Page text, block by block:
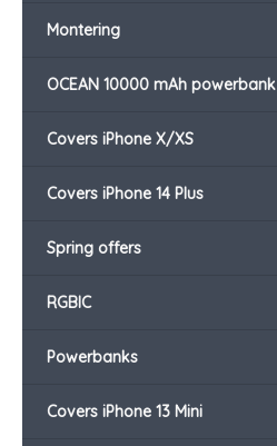
Montering
OCEAN 10000 mAh powerbank
Covers iPhone X/XS
Covers iPhone 14 Plus
Spring offers
RGBIC
Powerbanks
Covers iPhone 13 Mini